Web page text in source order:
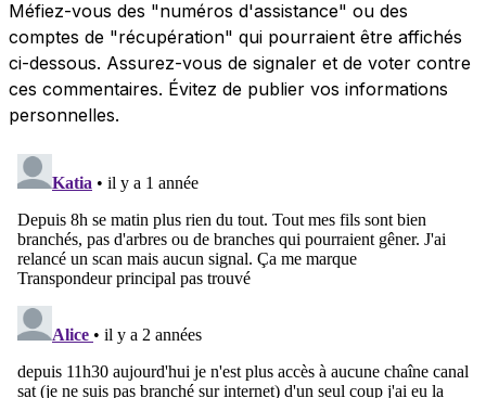
Méfiez-vous des "numéros d'assistance" ou des
comptes de "récupération" qui pourraient être affichés
ci-dessous. Assurez-vous de signaler et de voter contre
ces commentaires. Évitez de publier vos informations
personnelles.